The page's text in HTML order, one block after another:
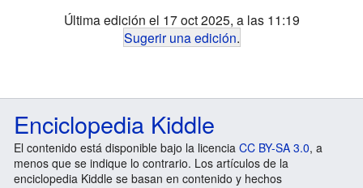
Última edición el 17 oct 2025, a las 11:19
Sugerir una edición.
Enciclopedia Kiddle
El contenido está disponible bajo la licencia CC BY-SA 3.0, a
menos que se indique lo contrario. Los artículos de la
enciclopedia Kiddle se basan en contenido y hechos